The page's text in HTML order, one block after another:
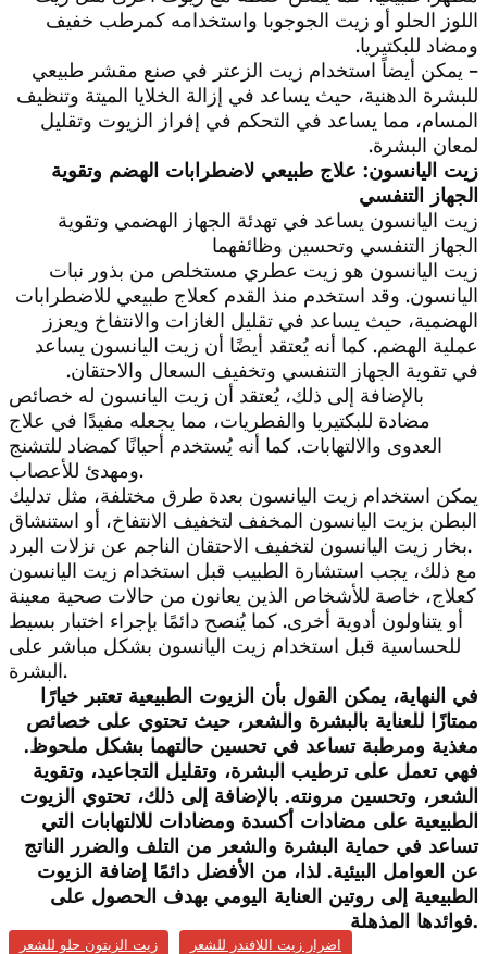
اللوز الحلو أو زيت الجوجوبا واستخدامه كمرطب خفيف
ومضاد للبكتيريا.
– يمكن أيضاً استخدام زيت الزعتر في صنع مقشر طبيعي
للبشرة الدهنية، حيث يساعد في إزالة الخلايا الميتة وتنظيف
المسام، مما يساعد في التحكم في إفراز الزيوت وتقليل
لمعان البشرة.
زيت اليانسون: علاج طبيعي لاضطرابات الهضم وتقوية
الجهاز التنفسي
زيت اليانسون يساعد في تهدئة الجهاز الهضمي وتقوية
الجهاز التنفسي وتحسين وظائفهما
زيت اليانسون هو زيت عطري مستخلص من بذور نبات
اليانسون. وقد استخدم منذ القدم كعلاج طبيعي للاضطرابات
الهضمية، حيث يساعد في تقليل الغازات والانتفاخ ويعزز
عملية الهضم. كما أنه يُعتقد أيضًا أن زيت اليانسون يساعد
في تقوية الجهاز التنفسي وتخفيف السعال والاحتقان.
بالإضافة إلى ذلك، يُعتقد أن زيت اليانسون له خصائص
مضادة للبكتيريا والفطريات، مما يجعله مفيدًا في علاج
العدوى والالتهابات. كما أنه يُستخدم أحيانًا كمضاد للتشنج
ومهدئ للأعصاب.
يمكن استخدام زيت اليانسون بعدة طرق مختلفة، مثل تدليك
البطن بزيت اليانسون المخفف لتخفيف الانتفاخ، أو استنشاق
بخار زيت اليانسون لتخفيف الاحتقان الناجم عن نزلات البرد.
مع ذلك، يجب استشارة الطبيب قبل استخدام زيت اليانسون
كعلاج، خاصة للأشخاص الذين يعانون من حالات صحية معينة
أو يتناولون أدوية أخرى. كما يُنصح دائمًا بإجراء اختبار بسيط
للحساسية قبل استخدام زيت اليانسون بشكل مباشر على
البشرة.
في النهاية، يمكن القول بأن الزيوت الطبيعية تعتبر خيارًا
ممتازًا للعناية بالبشرة والشعر، حيث تحتوي على خصائص
مغذية ومرطبة تساعد في تحسين حالتهما بشكل ملحوظ.
فهي تعمل على ترطيب البشرة، وتقليل التجاعيد، وتقوية
الشعر، وتحسين مرونته. بالإضافة إلى ذلك، تحتوي الزيوت
الطبيعية على مضادات أكسدة ومضادات للالتهابات التي
تساعد في حماية البشرة والشعر من التلف والضرر الناتج
عن العوامل البيئية. لذا، من الأفضل دائمًا إضافة الزيوت
الطبيعية إلى روتين العناية اليومي بهدف الحصول على
فوائدها المذهلة.
اضرار زيت اللافندر للشعر زيت الزيتون حلو للشعر